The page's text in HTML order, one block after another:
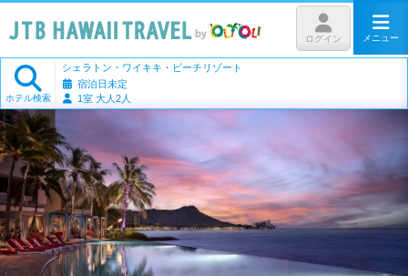
ホテル検索
シェラトン・ワイキキ・ビーチリゾート
宿泊日未定
1室 大人2人
ログイン メニュー